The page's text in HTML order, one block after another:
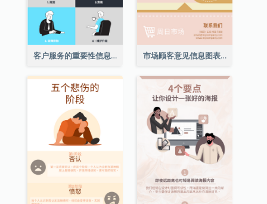
客户服务的重要性信息图表 市场顾客意见信息图表